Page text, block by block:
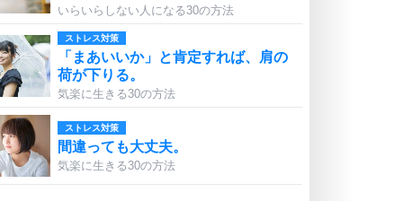
いらいらしない人になる30の方法
ストレス対策
「まあいいか」と肯定すれば、肩の
荷が下りる。
気楽に生きる30の方法
ストレス対策
間違っても大丈夫。
気楽に生きる30の方法